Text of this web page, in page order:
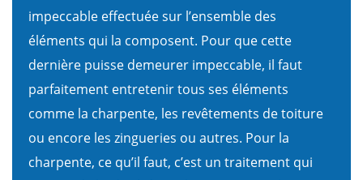
impeccable effectuée sur l’ensemble des
éléments qui la composent. Pour que cette
dernière puisse demeurer impeccable, il faut
parfaitement entretenir tous ses éléments
comme la charpente, les revêtements de toiture
ou encore les zingueries ou autres. Pour la
charpente, ce qu’il faut, c’est un traitement qui